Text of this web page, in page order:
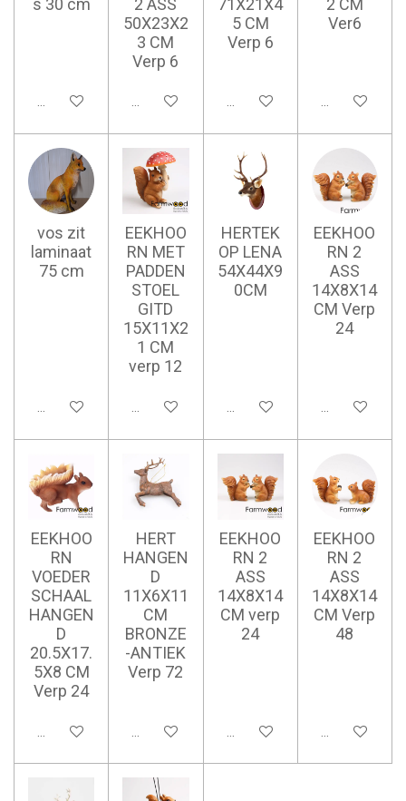
s 30 cm
Ajouter au panier
2 ASS
50X23X2
3 CM
Verp 6
Ajouter au panier
71X21X4
5 CM
Verp 6
Ajouter au panier
2 CM
Ver6
Ajouter au
vos zit
laminaat
75 cm
Ajouter au panier
EEKHOO
RN MET
PADDEN
STOEL
GITD
15X11X2
1 CM
verp 12
Ajouter au panier
HERTEK
OP LENA
54X44X9
0CM
Ajouter au panier
EEKHOO
RN 2
ASS
14X8X14
CM Verp
24
Ajouter au
EEKHOO
RN
VOEDER
SCHAAL
HANGEN
D
20.5X17.
5X8 CM
Verp 24
Ajouter au panier
HERT
HANGEN
D
11X6X11
CM
BRONZE
-ANTIEK
Verp 72
Ajouter au panier
EEKHOO
RN 2
ASS
14X8X14
CM verp
24
Ajouter au panier
EEKHOO
RN 2
ASS
14X8X14
CM Verp
48
Ajouter au